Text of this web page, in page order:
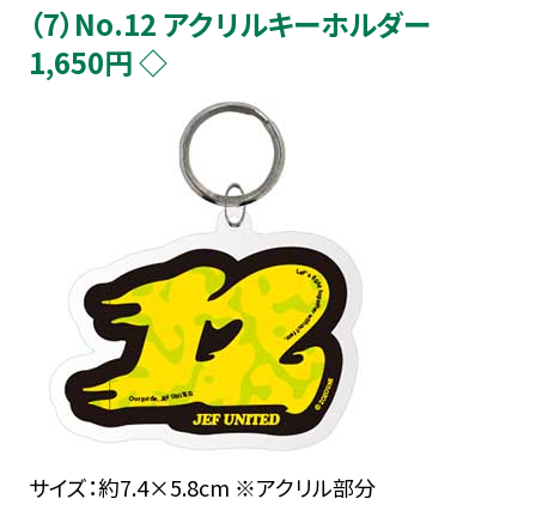
（7）No.12 アクリルキーホルダー
1,650円 ◇
サイズ：約7.4×5.8cm ※アクリル部分